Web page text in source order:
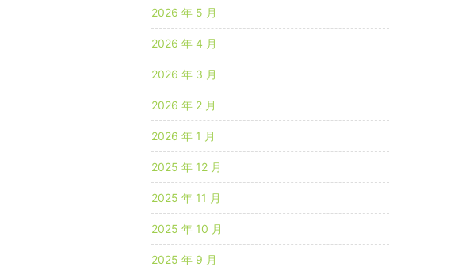
2026 年 5 月
2026 年 4 月
2026 年 3 月
2026 年 2 月
2026 年 1 月
2025 年 12 月
2025 年 11 月
2025 年 10 月
2025 年 9 月